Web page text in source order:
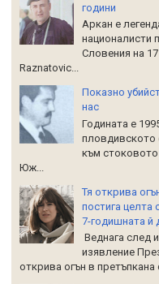
години
Аркан е
националисти
Словения на
Raznatoviс...
Показно
нас
Годината е
пловдивското
към
Юж...
Тя открива
постига целта
7-годишната й
Веднага след
изявление
открива огън в претъпкана